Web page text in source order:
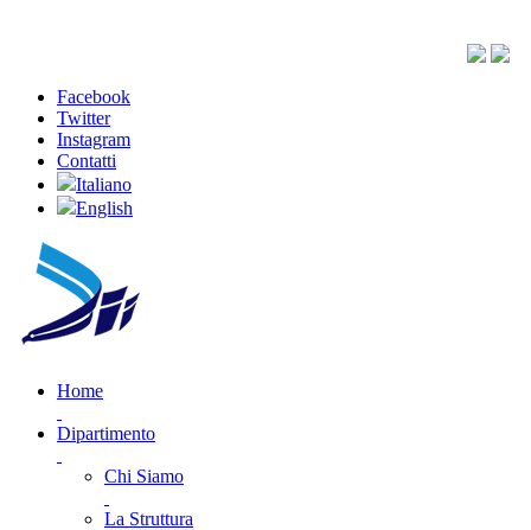
Facebook
Twitter
Instagram
Contatti
Italiano
English
Home
Dipartimento
Chi Siamo
La Struttura